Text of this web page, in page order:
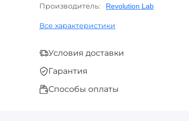
Производитель: Revolution Lab
Все характеристики
Условия доставки
Гарантия
Способы оплаты